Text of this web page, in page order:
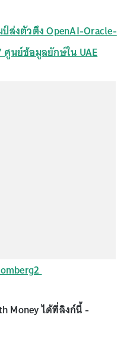
ส่งตัวตึง OpenAI-Oracle-
ศูนย์ข้อมูลยักษ์ใน UAE
Money ได้ที่ลิงก์นี้ -